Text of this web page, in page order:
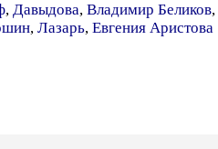
, Давыдова, Владимир Беликов,
, Лазарь, Евгения Аристова